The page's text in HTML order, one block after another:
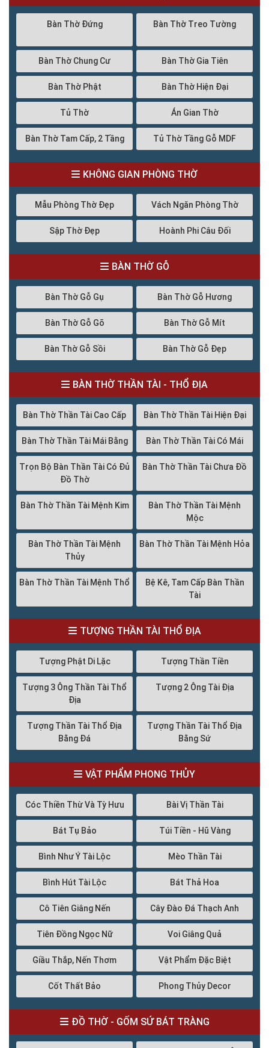
Bàn Thờ Đứng Bàn Thờ Treo Tường
Bàn Thờ Chung Cư Bàn Thờ Gia Tiên
Bàn Thờ Phật Bàn Thờ Hiện Đại
Tủ Thờ Án Gian Thờ
Bàn Thờ Tam Cấp, 2 Tầng Tủ Thờ Tầng Gỗ MDF
KHÔNG GIAN PHÒNG THỜ
Mẫu Phòng Thờ Đẹp Vách Ngăn Phòng Thờ
Sập Thờ Đẹp Hoành Phi Câu Đối
BÀN THỜ GỖ
Bàn Thờ Gỗ Gụ Bàn Thờ Gỗ Hương
Bàn Thờ Gỗ Gõ Bàn Thờ Gỗ Mít
Bàn Thờ Gỗ Sồi Bàn Thờ Gỗ Đẹp
BÀN THỜ THẦN TÀI - THỔ ĐỊA
Bàn Thờ Thần Tài Cao Cấp Bàn Thờ Thần Tài Hiện Đại
Bàn Thờ Thần Tài Mái Bằng Bàn Thờ Thần Tài Có Mái
Trọn Bộ Bàn Thần Tài Có Đủ
Đồ Thờ
Bàn Thờ Thần Tài Chưa Đồ
Bàn Thờ Thần Tài Mệnh Kim
Bàn Thờ Thần Tài Mệnh
Mộc
Bàn Thờ Thần Tài Mệnh
Thủy
Bàn Thờ Thần Tài Mệnh Hỏa
Bàn Thờ Thần Tài Mệnh Thổ
Bệ Kê, Tam Cấp Bàn Thần
Tài
TƯỢNG THẦN TÀI THỔ ĐỊA
Tượng Phật Di Lặc Tượng Thần Tiền
Tượng 3 Ông Thần Tài Thổ
Địa
Tượng 2 Ông Tài Địa
Tượng Thần Tài Thổ Địa
Bằng Đá
Tượng Thần Tài Thổ Địa
Bằng Sứ
VẬT PHẨM PHONG THỦY
Cóc Thiền Thừ Và Tỳ Hưu Bài Vị Thần Tài
Bát Tụ Bảo Túi Tiền - Hũ Vàng
Bình Như Ý Tài Lộc Mèo Thần Tài
Bình Hút Tài Lộc Bát Thả Hoa
Cô Tiên Giâng Nến Cây Đào Đá Thạch Anh
Tiên Đồng Ngọc Nữ Voi Giâng Quả
Giầu Thắp, Nến Thơm Vật Phẩm Đặc Biệt
Cốt Thất Bảo Phong Thủy Decor
ĐỒ THỜ - GỐM SỨ BÁT TRÀNG